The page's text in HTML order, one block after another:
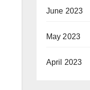
June 2023
May 2023
April 2023